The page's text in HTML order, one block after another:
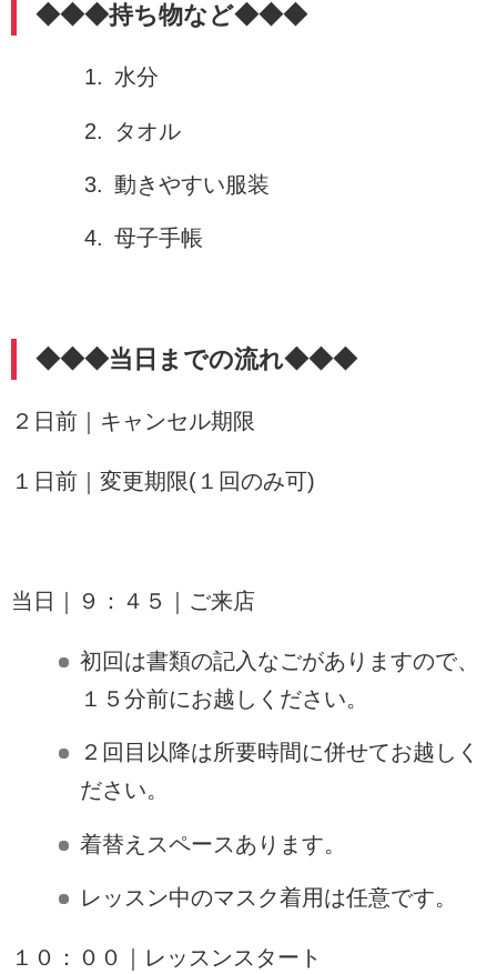
◆◆◆持ち物など◆◆◆
水分
タオル
動きやすい服装
母子手帳
◆◆◆当日までの流れ◆◆◆
２日前｜キャンセル期限
１日前｜変更期限(１回のみ可)
当日｜９：４５｜ご来店
初回は書類の記入なごがありますので、
１５分前にお越しください。
２回目以降は所要時間に併せてお越しく
ださい。
着替えスペースあります。
レッスン中のマスク着用は任意です。
１０：００｜レッスンスタート